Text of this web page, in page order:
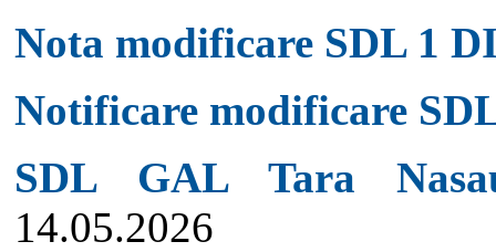
Nota modificare SDL 1
Notificare modificare
SDL GAL Tara
14.05.2026